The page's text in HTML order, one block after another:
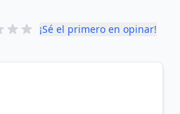
¡Sé el primero en opinar!